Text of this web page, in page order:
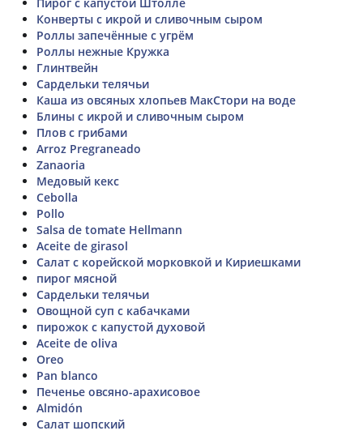
Конверты с икрой и сливочным сыром
Роллы запечённые с угрём
Роллы нежные Кружка
Глинтвейн
Сардельки телячьи
Каша из овсяных хлопьев МакСтори на воде
Блины с икрой и сливочным сыром
Плов с грибами
Arroz Pregraneado
Zanaoria
Медовый кекс
Cebolla
Pollo
Salsa de tomate Hellmann
Aceite de girasol
Салат с корейской морковкой и Кириешками
пирог мясной
Сардельки телячьи
Овощной суп с кабачками
пирожок с капустой духовой
Aceite de oliva
Oreo
Pan blanco
Печенье овсяно-арахисовое
Almidón
Салат шопский